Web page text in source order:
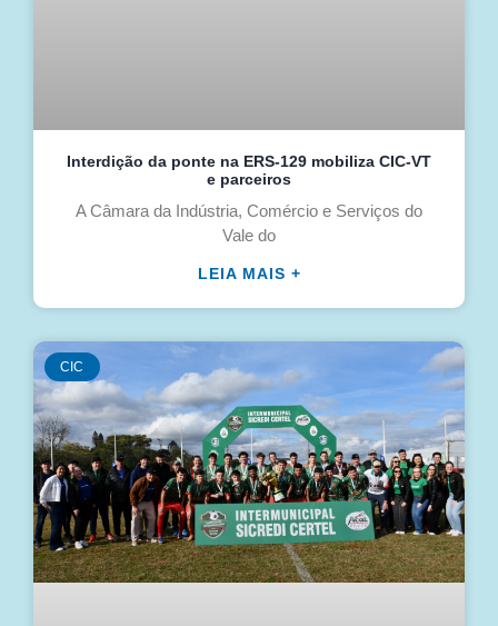
Interdição da ponte na ERS-129 mobiliza CIC-VT
e parceiros
A Câmara da Indústria, Comércio e Serviços do
Vale do
LEIA MAIS +
CIC